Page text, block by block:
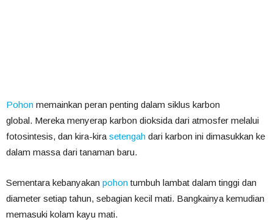
Pohon memainkan peran penting dalam siklus karbon
global. Mereka menyerap karbon dioksida dari atmosfer melalui
fotosintesis, dan kira-kira setengah dari karbon ini dimasukkan ke
dalam massa dari tanaman baru.
Sementara kebanyakan pohontumbuh lambat dalam tinggi dan
diameter setiap tahun, sebagian kecil mati. Bangkainya kemudian
memasuki kolam kayu mati.